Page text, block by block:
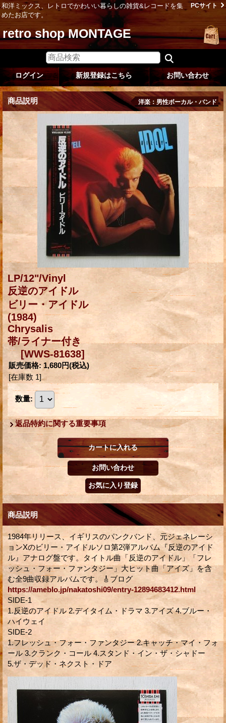
和洋ミックス、レトロでかわいい暮らしの雑貨&レコードを集
めたお店です。
PCサイト
retro shop MONTAGE
ログイン 新規登録はこちら お問い合わせ
商品説明 洋楽：男性ボーカル・バンド
LP/12"/Vinyl
反逆のアイドル
ビリー・アイドル
(1984)
Chrysalis
帯/ライナー付き
[WWS-81638]
販売価格: 1,680円(税込)
[在庫数 1]
数量:
返品特約に関する重要事項
商品説明
1984年リリース、イギリスのパンクバンド、元ジェネレーシ
ョンXのビリー・アイドルソロ第2弾アルバム『反逆のアイド
ル』アナログ盤です。タイトル曲「反逆のアイドル」「フレ
ッシュ・フォー・ファンタジー」大ヒット曲「アイズ」を含
む全9曲収録アルバムです。🎸ブログ
https://ameblo.jp/nakatoshi09/entry-12894683412.html
SIDE-1
1.反逆のアイドル 2.デイタイム・ドラマ 3.アイズ 4.ブルー・
ハイウェイ
SIDE-2
1.フレッシュ・フォー・ファンタジー 2.キャッチ・マイ・フォ
ール 3.クランク・コール 4.スタンド・イン・ザ・シャドー
5.ザ・デッド・ネクスト・ドア